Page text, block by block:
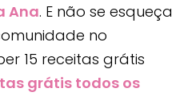
Ana. E não se esqueça
no
15 receitas grátis
grátis todos os